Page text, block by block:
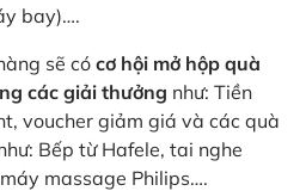
bay)….
sẽ có cơ hội mở hộp quà
các giải thưởng như: Tiền
voucher giảm giá và các quà
Bếp từ Hafele, tai nghe
massage Philips….